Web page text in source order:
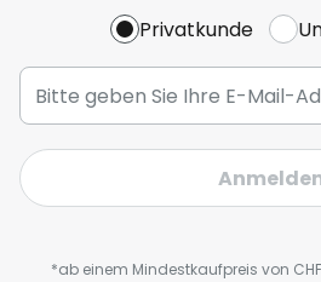
Privatkunde
*ab einem Mindestkaufpreis von